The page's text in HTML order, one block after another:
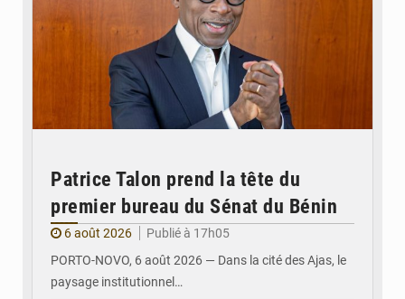
Patrice Talon prend la tête du
premier bureau du Sénat du Bénin
6 août 2026
Publié à 17h05
PORTO-NOVO, 6 août 2026 — Dans la cité des Ajas, le
paysage institutionnel…